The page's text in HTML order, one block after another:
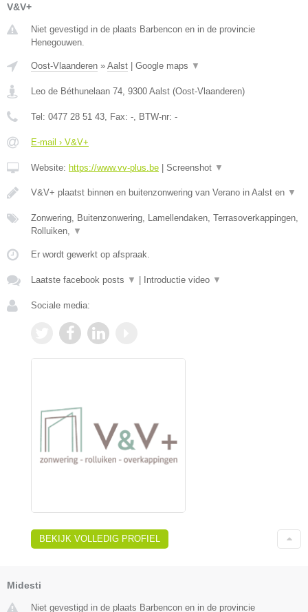
V&V+
Niet gevestigd in de plaats Barbencon en in de provincie
Henegouwen.
Oost-Vlaanderen » Aalst Google maps ▼
Leo de Béthunelaan 74 9300 Aalst (Oost-Vlaanderen)
Tel: 0477 28 51 43 , Fax: - , BTW-nr: -
E-mail › V&V+
Website: https://www.vv-plus.be Screenshot ▼
V&V+ plaatst binnen en buitenzonwering van Verano in Aalst en ▼
Zonwering, Buitenzonwering, Lamellendaken, Terrasoverkappingen,
Rolluiken,
▼
Er wordt gewerkt op afspraak.
Laatste facebook posts ▼ Introductie video ▼
Sociale media:
BEKIJK VOLLEDIG PROFIEL
Midesti
Niet gevestigd in de plaats Barbencon en in de provincie